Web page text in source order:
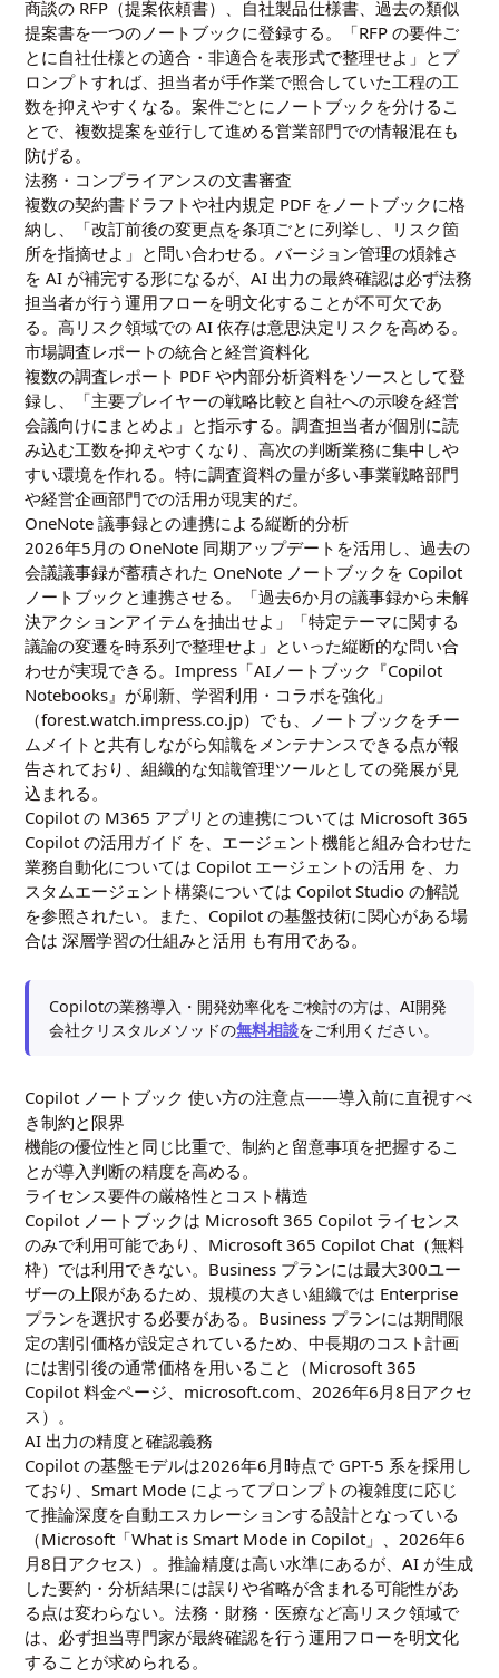
商談の RFP（提案依頼書）、自社製品仕様書、過去の類似
提案書を一つのノートブックに登録する。「RFP の要件ご
とに自社仕様との適合・非適合を表形式で整理せよ」とプ
ロンプトすれば、担当者が手作業で照合していた工程の工
数を抑えやすくなる。案件ごとにノートブックを分けるこ
とで、複数提案を並行して進める営業部門での情報混在も
防げる。
法務・コンプライアンスの文書審査
複数の契約書ドラフトや社内規定 PDF をノートブックに格
納し、「改訂前後の変更点を条項ごとに列挙し、リスク箇
所を指摘せよ」と問い合わせる。バージョン管理の煩雑さ
を AI が補完する形になるが、AI 出力の最終確認は必ず法務
担当者が行う運用フローを明文化することが不可欠であ
る。高リスク領域での AI 依存は意思決定リスクを高める。
市場調査レポートの統合と経営資料化
複数の調査レポート PDF や内部分析資料をソースとして登
録し、「主要プレイヤーの戦略比較と自社への示唆を経営
会議向けにまとめよ」と指示する。調査担当者が個別に読
み込む工数を抑えやすくなり、高次の判断業務に集中しや
すい環境を作れる。特に調査資料の量が多い事業戦略部門
や経営企画部門での活用が現実的だ。
OneNote 議事録との連携による縦断的分析
2026年5月の OneNote 同期アップデートを活用し、過去の
会議議事録が蓄積された OneNote ノートブックを Copilot
ノートブックと連携させる。「過去6か月の議事録から未解
決アクションアイテムを抽出せよ」「特定テーマに関する
議論の変遷を時系列で整理せよ」といった縦断的な問い合
わせが実現できる。Impress「AIノートブック『Copilot
Notebooks』が刷新、学習利用・コラボを強化」
（forest.watch.impress.co.jp）でも、ノートブックをチー
ムメイトと共有しながら知識をメンテナンスできる点が報
告されており、組織的な知識管理ツールとしての発展が見
込まれる。
Copilot の M365 アプリとの連携については Microsoft 365
Copilot の活用ガイド を、エージェント機能と組み合わせた
業務自動化については Copilot エージェントの活用 を、カ
スタムエージェント構築については Copilot Studio の解説
を参照されたい。また、Copilot の基盤技術に関心がある場
合は深層学習の仕組みと活用 も有用である。
Copilotの業務導入・開発効率化をご検討の方は、AI開発
会社クリスタルメソッドの無料相談をご利用ください。
Copilot ノートブック 使い方の注意点――導入前に直視すべ
き制約と限界
機能の優位性と同じ比重で、制約と留意事項を把握するこ
とが導入判断の精度を高める。
ライセンス要件の厳格性とコスト構造
Copilot ノートブックは Microsoft 365 Copilot ライセンス
のみで利用可能であり、Microsoft 365 Copilot Chat（無料
枠）では利用できない。Business プランには最大300ユー
ザーの上限があるため、規模の大きい組織では Enterprise
プランを選択する必要がある。Business プランには期間限
定の割引価格が設定されているため、中長期のコスト計画
には割引後の通常価格を用いること（Microsoft 365
Copilot 料金ページ、microsoft.com、2026年6月8日アクセ
ス）。
AI 出力の精度と確認義務
Copilot の基盤モデルは2026年6月時点で GPT-5 系を採用し
ており、Smart Mode によってプロンプトの複雑度に応じ
て推論深度を自動エスカレーションする設計となっている
（Microsoft「What is Smart Mode in Copilot」、2026年6
月8日アクセス）。推論精度は高い水準にあるが、AI が生成
した要約・分析結果には誤りや省略が含まれる可能性があ
る点は変わらない。法務・財務・医療など高リスク領域で
は、必ず担当専門家が最終確認を行う運用フローを明文化
することが求められる。